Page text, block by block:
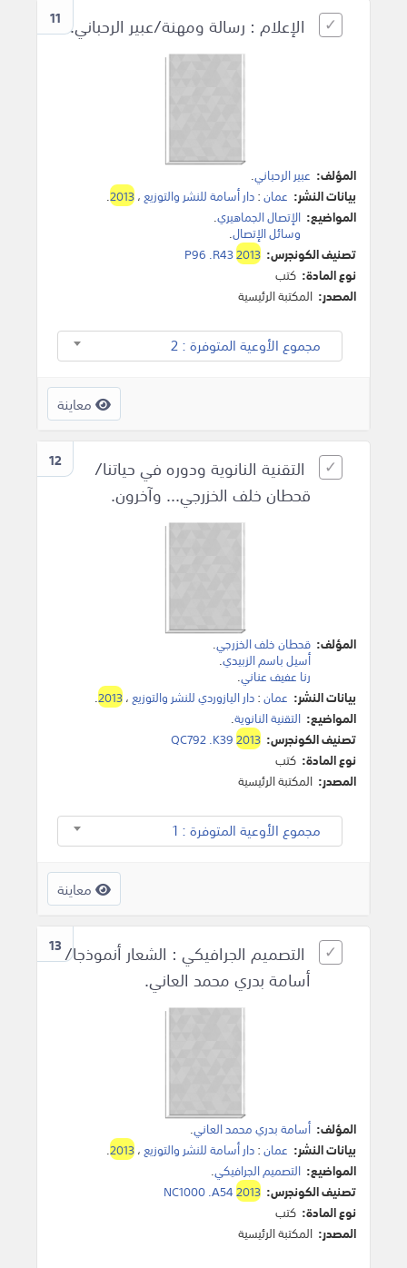
11 الإعلام : رسالة ومهنة/عبير الرحباني.
المؤلف: عبير الرحباني.
بيانات النشر: عمان:دار أسامة للنشر والتوزيع،2013
.
المواضيع: الإتصال الجماهيري.
وسائل الإتصال.
تصنيف الكونجرس:
P96 .R432013
نوع المادة: كتب
المصدر: المكتبة الرئيسية
مجموع الأوعية المتوفرة : 2
معاينة
12
التقنية النانوية ودوره في حياتنا/
قحطان خلف الخزرجي... وآخرون.
المؤلف: قحطان خلف الخزرجي.
أسيل باسم الزبيدي.
رنا عفيف عناني.
بيانات النشر: عمان:دار اليازوردي للنشر والتوزيع،2013
.
المواضيع: التقنية النانوية.
تصنيف الكونجرس:
QC792 .K392013
نوع المادة: كتب
المصدر: المكتبة الرئيسية
مجموع الأوعية المتوفرة : 1
معاينة
13التصميم الجرافيكي : الشعار أنموذجا/
أسامة بدري محمد العاني.
المؤلف: أسامة بدري محمد العاني.
بيانات النشر: عمان:دار أسامة للنشر والتوزيع،2013
.
المواضيع: التصميم الجرافيكي.
تصنيف الكونجرس:
NC1000 .A542013
نوع المادة: كتب
المصدر: المكتبة الرئيسية